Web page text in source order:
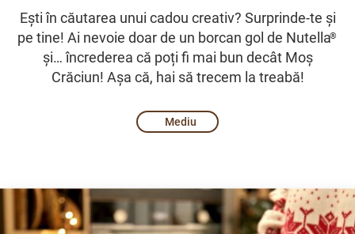
Ești în căutarea unui cadou creativ? Surprinde-te și
pe tine! Ai nevoie doar de un borcan gol de Nutella®
și… încrederea că poți fi mai bun decât Moș
Crăciun! Așa că, hai să trecem la treabă!
Mediu